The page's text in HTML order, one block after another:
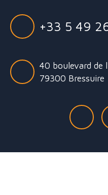
+33 5 49
40 boulevard de
79300 Bressuire